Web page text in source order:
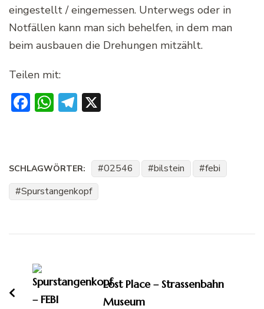
eingestellt / eingemessen. Unterwegs oder in
Notfällen kann man sich behelfen, in dem man
beim ausbauen die Drehungen mitzählt.
Teilen mit:
Facebook
WhatsApp
Telegram
SCHLAGWÖRTER: 02546 bilstein
febi
Spurstangenkopf
Lost Place – Strassenbahn
Museum